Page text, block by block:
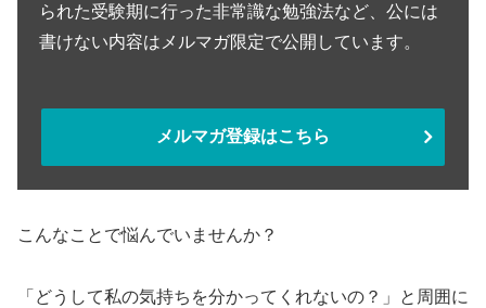
られた受験期に行った非常識な勉強法など、公には
書けない内容はメルマガ限定で公開しています。
メルマガ登録はこちら
こんなことで悩んでいませんか？
「どうして私の気持ちを分かってくれないの？」と周囲に